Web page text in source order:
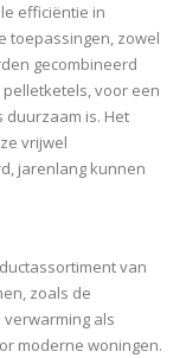
efficiëntie in
toepassingen, zowel
gecombineerd
voor een
is. Het
vrijwel
jarenlang kunnen
van
zoals de
verwarming als
moderne woningen.